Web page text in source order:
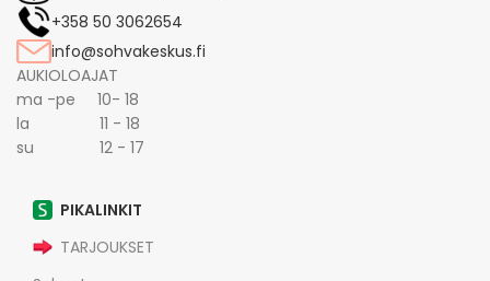
+358 50 3062654
info@sohvakeskus.fi
AUKIOLOAJAT
ma -pe 10- 18
la 11 - 18
su 12 - 17
PIKALINKIT
TARJOUKSET